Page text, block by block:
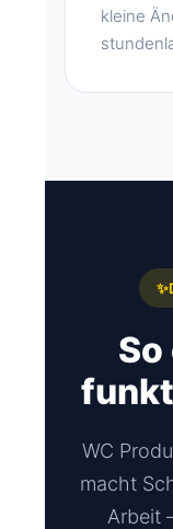
kleine
✨
WC
macht
Arbeit